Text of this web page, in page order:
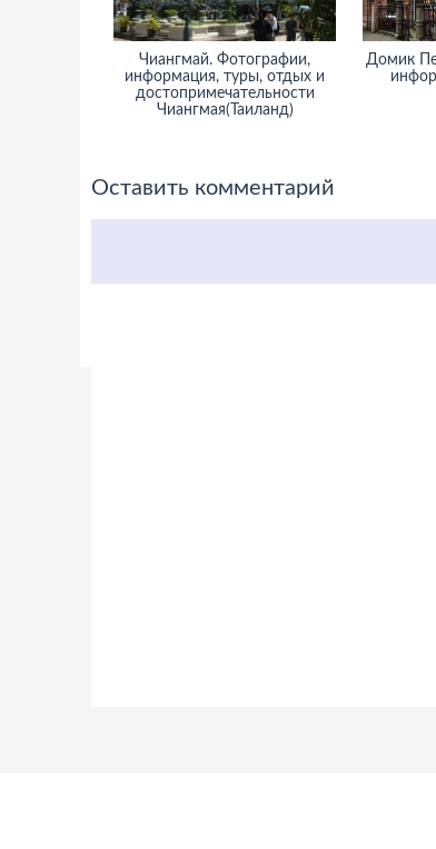
Чиангмай. Фотографии,
информация, туры, отдых и
достопримечательности
Чиангмая(Таиланд)
Домик
Оставить комментарий